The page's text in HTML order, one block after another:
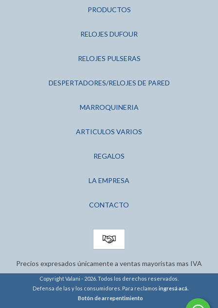
PRODUCTOS
RELOJES DUFOUR
RELOJES PULSERAS
DESPERTADORES/RELOJES DE PARED
MARROQUINERIA
ARTICULOS VARIOS
REGALOS
LA EMPRESA
CONTACTO
Precios expresados únicamente a ventas mayoristas mas IVA
Copyright Valani - 2026. Todos los derechos reservados.
Defensa de las y los consumidores. Para reclamos ingresá acá.
Botón de arrepentimiento